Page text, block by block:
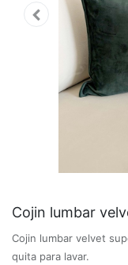
Cojin lumbar
Cojin lumbar velvet
quita para lavar.